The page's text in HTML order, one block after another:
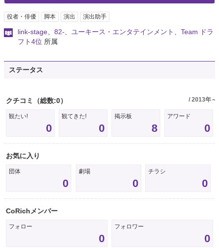
役者・俳優 脚本 演出 演出助手
link-stage 82- ユーキース・エンタテインメント
Team ドラ
フト4位 所属
ステータス
クチコミ （総数:0） / 2013年～
観たい!
0
観てきた!
0
掲示板
8
アワード
0
お気に入り
団体
0
劇場
0
チラシ
0
CoRichメンバー
フォロー
0
フォロワー
0